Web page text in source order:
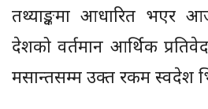
तथ्याङ्कमा आधारित भएर
देशको वर्तमान आर्थिक
मसान्तसम्म उक्त रकम स्वदेश